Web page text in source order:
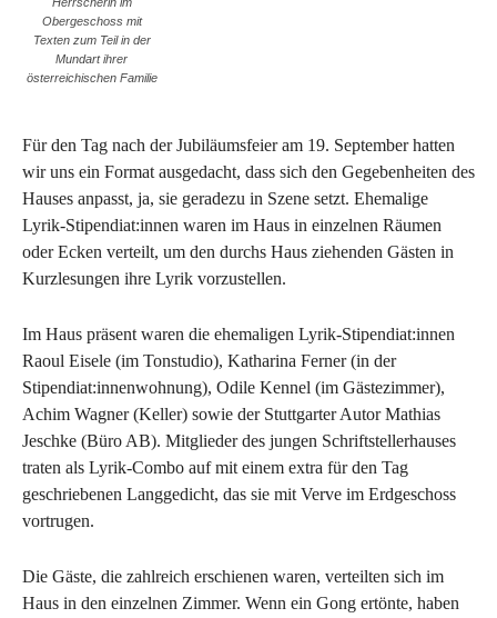
Obergeschoss mit
Texten zum Teil in der
Mundart ihrer
österreichischen Familie
Für den Tag nach der Jubiläumsfeier am 19. September hatten
wir uns ein Format ausgedacht, dass sich den Gegebenheiten des
Hauses anpasst, ja, sie geradezu in Szene setzt. Ehemalige
Lyrik-Stipendiat:innen waren im Haus in einzelnen Räumen
oder Ecken verteilt, um den durchs Haus ziehenden Gästen in
Kurzlesungen ihre Lyrik vorzustellen.
Im Haus präsent waren die ehemaligen Lyrik-Stipendiat:innen
Raoul Eisele (im Tonstudio), Katharina Ferner (in der
Stipendiat:innenwohnung), Odile Kennel (im Gästezimmer),
Achim Wagner (Keller) sowie der Stuttgarter Autor Mathias
Jeschke (Büro AB). Mitglieder des jungen Schriftstellerhauses
traten als Lyrik-Combo auf mit einem extra für den Tag
geschriebenen Langgedicht, das sie mit Verve im Erdgeschoss
vortrugen.
Die Gäste, die zahlreich erschienen waren, verteilten sich im
Haus in den einzelnen Zimmer. Wenn ein Gong ertönte, haben